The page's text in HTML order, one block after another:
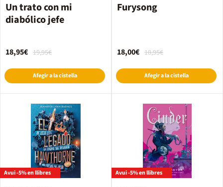
Un trato con mi
diabólico jefe
19,95€
18,95€
Afegir a la cistella
Furysong
18,95€
18,00€
Afegir a la cistella
Avui -5% en llibres Avui -5% en llibres